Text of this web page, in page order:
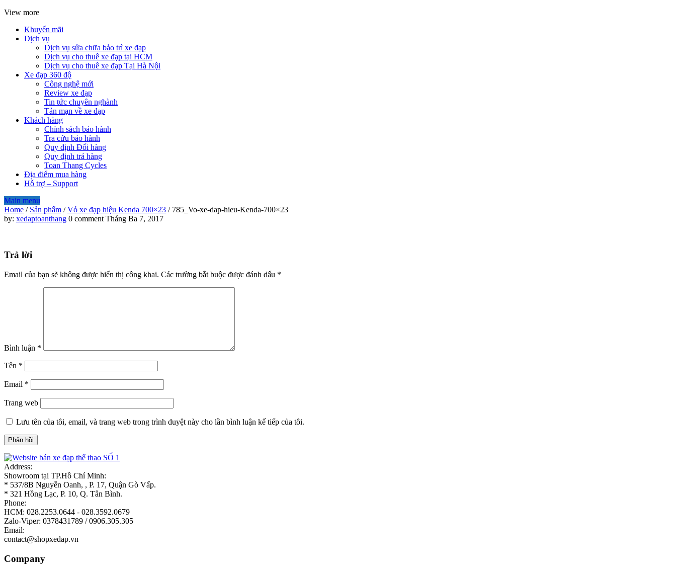
View more
Khuyến mãi
Dịch vụ
Dịch vụ sửa chữa bảo trì xe đạp
Dịch vụ cho thuê xe đạp tại HCM
Dịch vụ cho thuê xe đạp Tại Hà Nội
Xe đạp 360 độ
Công nghệ mới
Review xe đạp
Tin tức chuyên nghành
Tản mạn về xe đạp
Khách hàng
Chính sách bảo hành
Tra cứu bảo hành
Quy định Đổi hàng
Quy định trả hàng
Toan Thang Cycles
Địa điểm mua hàng
Hỗ trợ – Support
Main menu
Home / Sản phẩm / Vỏ xe đạp hiệu Kenda 700×23 / 785_Vo-xe-dap-hieu-Kenda-700×23
785_Vo-
dap-
hieu-
by: xedaptoanthang 0 comment Tháng Ba 7, 2017
Trả lời
Email của bạn sẽ không được hiển thị công khai. Các trường bắt buộc được đánh dấu *
Bình luận *
Tên *
Email *
Trang web
Lưu tên của tôi, email, và trang web trong trình duyệt này cho lần bình luận kế tiếp của tôi.
Address:
Showroom tại TP.Hồ Chí Minh:
* 537/8B Nguyễn Oanh, , P. 17, Quận Gò Vấp.
* 321 Hồng Lạc, P. 10, Q. Tân Bình.
Phone:
HCM: 028.2253.0644 - 028.3592.0679
Zalo-Viper: 0378431789 / 0906.305.305
Email:
contact@shopxedap.vn
Company